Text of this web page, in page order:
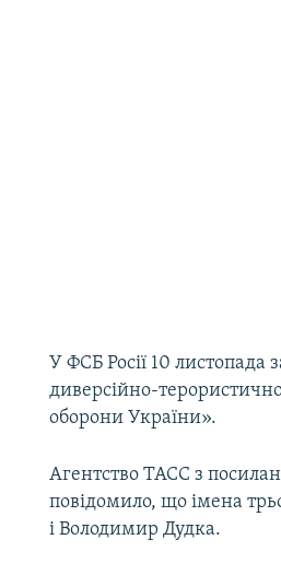
У ФСБ Росії 10 листопада
диверсійно-
оборони України».
Агентство ТАСС з
повідомило, що імена
і Володимир Дудка.